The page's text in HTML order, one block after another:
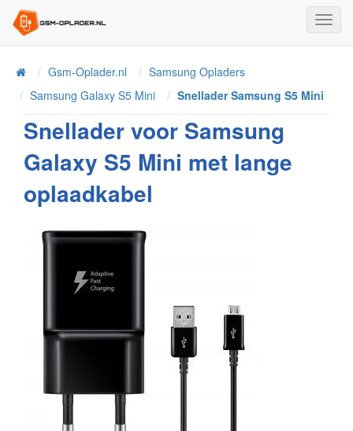
HomeGsm-Oplader.nl
Samsung Opladers
Samsung Galaxy S5 Mini
Snellader Samsung S5 Mini
Snellader voor Samsung
Galaxy S5 Mini met lange
oplaadkabel